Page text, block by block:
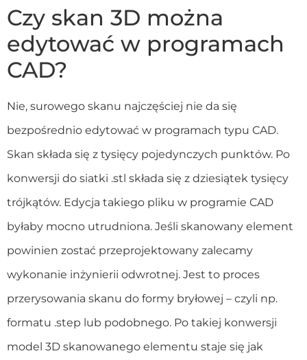
Czy skan 3D można
edytować w programach
CAD?
Nie, surowego skanu najczęściej nie da się
bezpośrednio edytować w programach typu CAD.
Skan składa się z tysięcy pojedynczych punktów. Po
konwersji do siatki .stl składa się z dziesiątek tysięcy
trójkątów. Edycja takiego pliku w programie CAD
byłaby mocno utrudniona. Jeśli skanowany element
powinien zostać przeprojektowany zalecamy
wykonanie inżynierii odwrotnej. Jest to proces
przerysowania skanu do formy bryłowej – czyli np.
formatu .step lub podobnego. Po takiej konwersji
model 3D skanowanego elementu staje się jak